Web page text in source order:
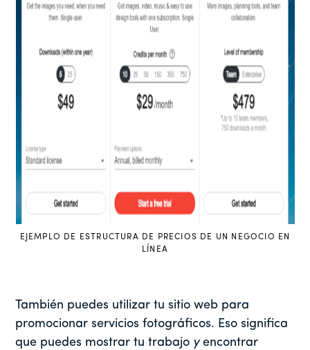
EJEMPLO DE ESTRUCTURA DE PRECIOS DE UN NEGOCIO EN
LÍNEA
También puedes utilizar tu sitio web para
promocionar servicios fotográficos. Eso significa
que puedes mostrar tu trabajo yencontrar